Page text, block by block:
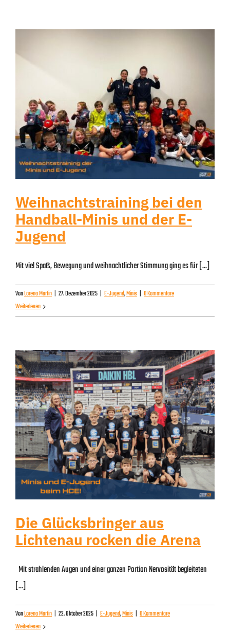
Weihnachtstraining bei den
Handball-Minis und der E-
Jugend
Mit viel Spaß, Bewegung und weihnachtlicher Stimmung ging es für [...]
VonLorena Martin | 27. Dezember 2025 | E-Jugend,Minis | 0 Kommentare
Weiterlesen
Die Glücksbringer aus
Lichtenau rocken die Arena
Mit strahlenden Augen und einer ganzen Portion Nervosität begleiteten
[...]
VonLorena Martin | 22. Oktober 2025 | E-Jugend,Minis | 0 Kommentare
Weiterlesen